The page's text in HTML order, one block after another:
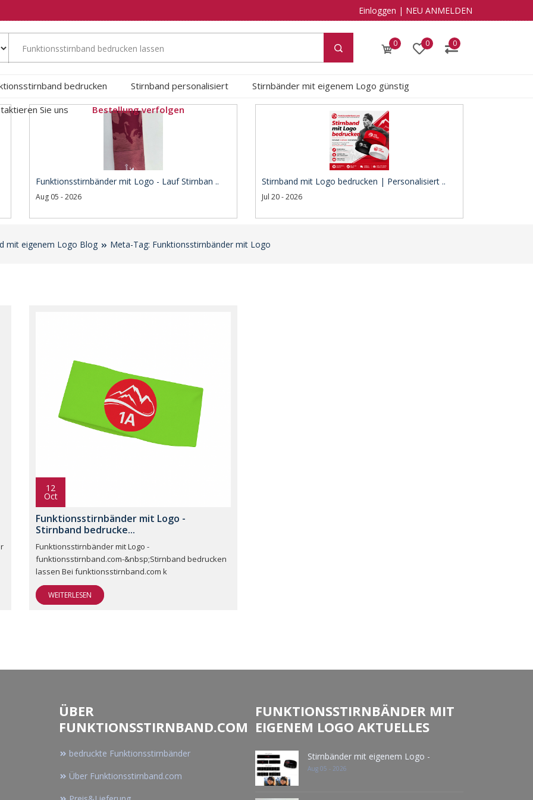
Einloggen | NEU ANMELDEN
0 0 0
bedrucken Stirnband personalisiert
Stirnbänder mit eigenem Logo günstig
Sie uns
Bestellung verfolgen
Funktionsstirnbänder mit Logo - Lauf Stirnban ..
Aug 05 - 2026
Stirnband mit Logo bedrucken | Personalisiert ..
Jul 20 - 2026
mit eigenem Logo Blog Meta-Tag: Funktionsstirnbänder mit Logo
12
Oct
Funktionsstirnbänder mit Logo -
Stirnband bedrucke...
Funktionsstirnbänder mit Logo -
funktionsstirnband.com-&nbsp;Stirnband bedrucken
lassen Bei funktionsstirnband.com k
WEITERLESEN
ÜBER
FUNKTIONSSTIRNBAND.COM
bedruckte Funktionsstirnbänder
Über Funktionsstirnband.com
FUNKTIONSSTIRNBÄNDER MIT
EIGENEM LOGO AKTUELLES
Stirnbänder mit eigenem Logo -
Aug 05 - 2026